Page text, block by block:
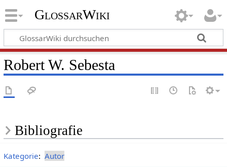
GlossarWiki
Robert W. Sebesta
Bibliografie
Kategorie: Autor